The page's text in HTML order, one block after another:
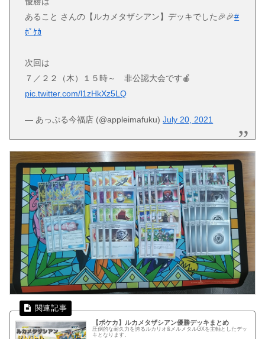
あること さんの【ルカメタザシアン】デッキでした🎉🎉#
ﾎﾟｹｶ
次回は
７／２２（木）１５時～ 非公認大会です🍎
pic.twitter.com/l1zHkXz5LQ
— あっぷる今福店 (@appleimafuku)July 20, 2021
【ポケカ】ルカメタザシアン優勝デッキまとめ
圧倒的な耐久力を誇るルカリオ&メルメタルGXを主軸としたデッ
キとなります。